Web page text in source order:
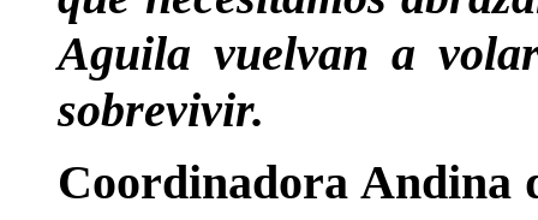
Aguila vuelvan a
sobrevivir.
Coordinadora Andina